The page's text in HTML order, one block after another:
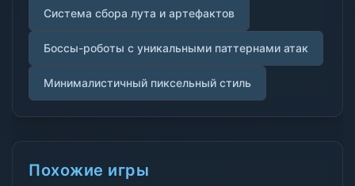
Система сбора лута и артефактов
Боссы-роботы с уникальными паттернами атак
Минималистичный пиксельный стиль
Похожие игры